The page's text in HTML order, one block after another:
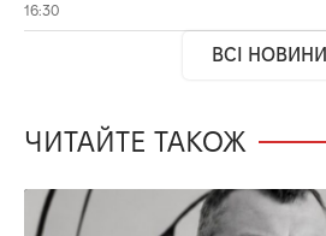
16:30
ВСІ НОВИНИ
ЧИТАЙТЕ ТАКОЖ